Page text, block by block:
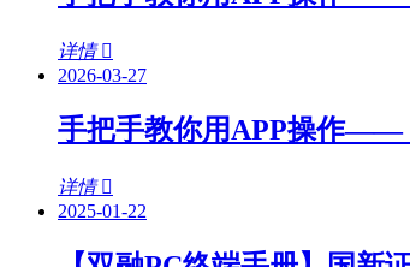
详情
2026-03-27
手把手教你用APP操作——
详情
2025-01-22